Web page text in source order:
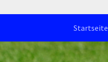
Startseite